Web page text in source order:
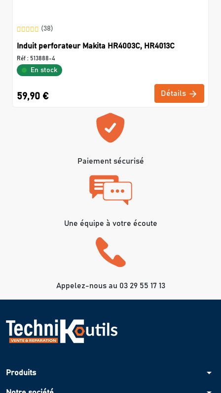
(38)
Induit perforateur Makita HR4003C, HR4013C
Réf : 513888-4
En stock
59,90 € Détails
Paiement sécurisé
Une équipe à votre écoute
Appelez-nous au 03 29 55 17 13
Produits arrow_drop_down